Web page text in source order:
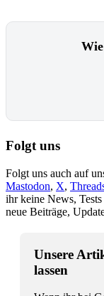
Folgt uns
Folgt uns auch auf
Mastodon, X,
ihr keine News,
neue Beiträge,
Unsere
lassen